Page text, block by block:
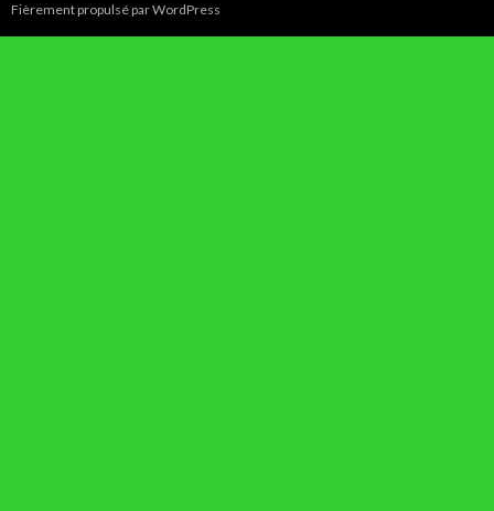
Fièrement propulsé par WordPress